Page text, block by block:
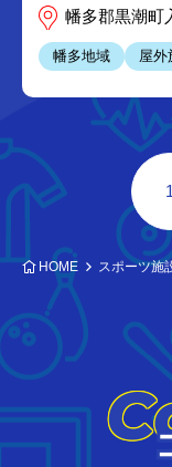
幡多郡黒潮町
幡多地域 屋外
1
HOME スポーツ施